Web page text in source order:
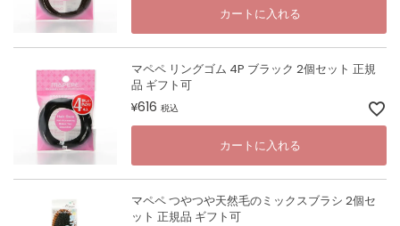
カートに入れる
マペペ リングゴム 4P ブラック 2個セット 正規
品 ギフト可
¥616 税込
カートに入れる
マペペ つやつや天然毛のミックスブラシ 2個セ
ット 正規品 ギフト可